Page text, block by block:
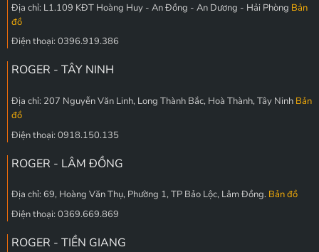
Địa chỉ: L1.109 KĐT Hoàng Huy - An Đồng - An Dương - Hải Phòng Bản
đồ
Điện thoại: 0396.919.386
ROGER - TÂY NINH
Địa chỉ: 207 Nguyễn Văn Linh, Long Thành Bắc, Hoà Thành, Tây Ninh Bản
đồ
Điện thoại: 0918.150.135
ROGER - LÂM ĐỒNG
Địa chỉ: 69, Hoàng Văn Thụ, Phường 1, TP Bảo Lộc, Lâm Đồng. Bản đồ
Điện thoại: 0369.669.869
ROGER - TIỀN GIANG